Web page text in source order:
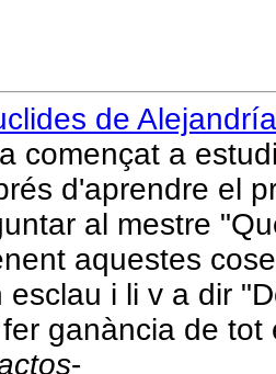
de Alejandría
començat a
d'aprendre el
al mestre
aquestes
esclau i li v a dir
ganància de tot
-